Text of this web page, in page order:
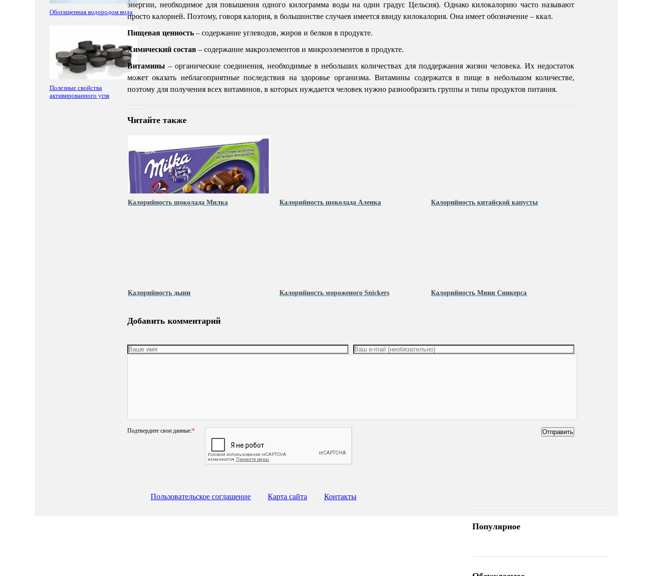
энергии, необходимое для повышения одного килограмма воды на один градус Цельсия). Однако килокалорию часто называют
просто калорией. Поэтому, говоря калория, в большинстве случаев имеется ввиду килокалория. Она имеет обозначение – ккал.
Пищевая ценность – содержание углеводов, жиров и белков в продукте.
Химический состав – содержание макроэлементов и микроэлементов в продукте.
Витамины – органические соединения, необходимые в небольших количествах для поддержания жизни человека. Их недостаток
может оказать неблагоприятные последствия на здоровье организма. Витамины содержатся в пище в небольшом количестве,
поэтому для получения всех витаминов, в которых нуждается человек нужно разнообразить группы и типы продуктов питания.
Читайте также
Калорийность шоколада Милка Калорийность шоколада Аленка Калорийность китайской капусты
Калорийность дыни Калорийность мороженого Snickers Калорийность Мини Сникерса
Добавить комментарий
Подтвердите свои данные:* Отправить
Обогащенная водородом вода
Полезные свойства
активированного угля
Популярное
Пользовательское соглашение Карта сайта Контакты